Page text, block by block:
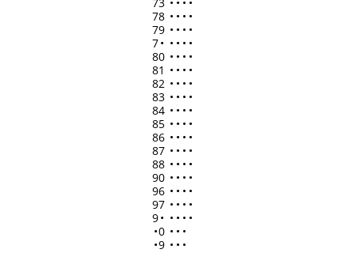
78 • • • •
79 • • • •
7• • • • •
80 • • • •
81 • • • •
82 • • • •
83 • • • •
84 • • • •
85 • • • •
86 • • • •
87 • • • •
88 • • • •
90 • • • •
96 • • • •
97 • • • •
9• • • • •
•0 • • •
•9 • • •